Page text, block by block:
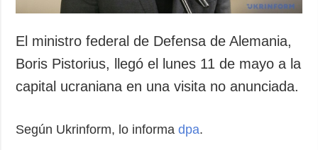
El ministro federal de Defensa de Alemania,
Boris Pistorius, llegó el lunes 11 de mayo a la
capital ucraniana en una visita no anunciada.
Según Ukrinform, lo informadpa.